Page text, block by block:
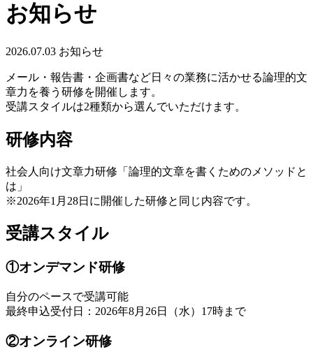
お知らせ
2026.07.03 お知らせ
メール・報告書・企画書など日々の業務に活かせる論理的文
章力を養う研修を開催します。
受講スタイルは2種類から選んでいただけます。
研修内容
社会人向け文章力研修「論理的文章を書くためのメソッドと
は」
※2026年1月28日に開催した研修と同じ内容です。
受講スタイル
①オンデマンド研修
自分のペースで受講可能
最終申込受付日：2026年8月26日（水）17時まで
②オンライン研修